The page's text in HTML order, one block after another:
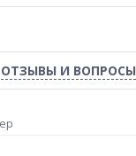
ОТЗЫВЫ И ВОПРОСЫ